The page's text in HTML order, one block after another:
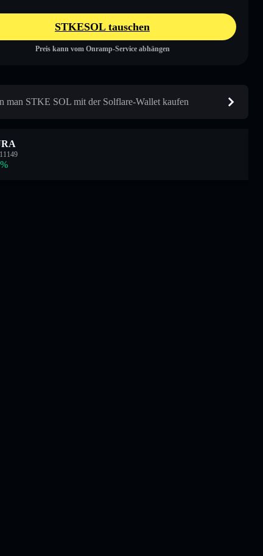
STKESOL tauschen
Preis kann vom Onramp-Service abhängen
man STKE SOL mit der Solflare-Wallet kaufen
%